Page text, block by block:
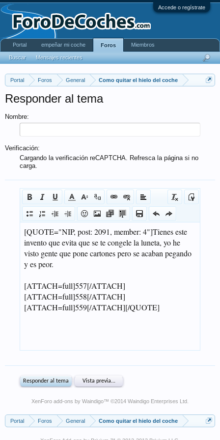
Accede o regístrate
Portal Foros General Como quitar el hielo del coche
Responder al tema
Nombre:
Verificación:
Cargando la verificación reCAPTCHA. Refresca la página si no
carga.
XenForo add-ons by Waindigo™ ©2014 Waindigo Enterprises Ltd
Portal Foros General Como quitar el hielo del coche
Portal empeñar mi coche Foros
Buscar Mensajes recientes
Miembros